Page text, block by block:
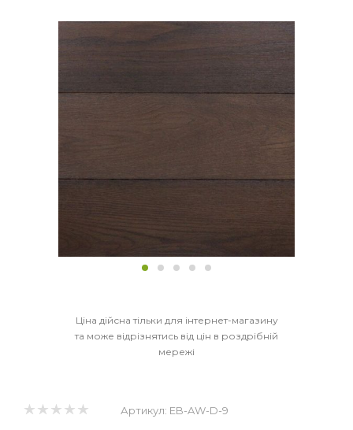
Ціна дійсна тільки для інтернет-магазину
та може відрізнятись від цін в роздрібній
мережі
Артикул: EB-AW-D-9